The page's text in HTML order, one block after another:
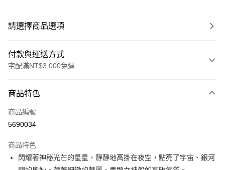
請選擇商品選項
付款與運送方式
宅配滿NT$3,000免運
信用卡一次付款
Apple Pay
悠遊付
商品特色
商品編號
5690034
商品特色
閃耀著神秘光芒的星星，靜靜地高掛在夜空，點亮了宇宙、銀河